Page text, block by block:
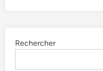
Rechercher